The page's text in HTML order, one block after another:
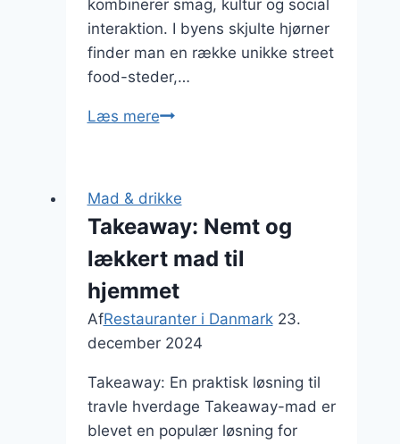
kombinerer smag, kultur og social
interaktion. I byens skjulte hjørner
finder man en række unikke street
food-steder,…
Læs mereStreet
skjulte
hjørner
Mad & drikke
Takeaway: Nemt og
lækkert mad til
hjemmet
AfRestauranter i Danmark 23.
december 2024
Takeaway: En praktisk løsning til
travle hverdage Takeaway-mad er
blevet en populær løsning for